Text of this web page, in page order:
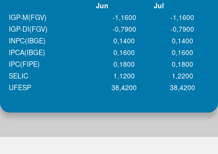
Jun
Jul
IGP-M(FGV)
-1,1600
-1,1600
IGP-DI(FGV)
-0,7900
-0,7900
INPC(IBGE)
0,1400
0,1400
IPCA(IBGE)
0,1600
0,1600
IPC(FIPE)
0,1800
0,1800
SELIC
1,1200
1,2200
UFESP
38,4200 38,4200